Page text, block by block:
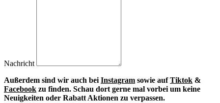
Nachricht
Außerdem sind wir auch beiInstagram sowie aufTiktok &
Facebook zu finden. Schau dort gerne mal vorbei um keine
Neuigkeiten oder Rabatt Aktionen zu verpassen.